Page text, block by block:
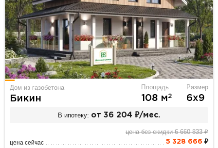
Дом из газобетона
Бикин
Площадь
108 м2
Размер
6х9
В ипотеку: от 36 204 ₽/мес.
цена без скидки 6 660 833 ₽
цена сейчас 5 328 666 ₽